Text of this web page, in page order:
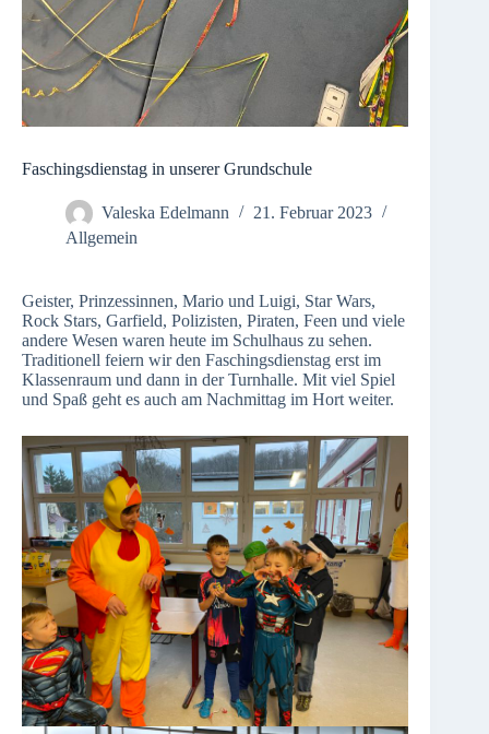
Faschingsdienstag in unserer Grundschule
Valeska Edelmann
21. Februar 2023
Allgemein
Geister, Prinzessinnen, Mario und Luigi, Star Wars,
Rock Stars, Garfield, Polizisten, Piraten, Feen und viele
andere Wesen waren heute im Schulhaus zu sehen.
Traditionell feiern wir den Faschingsdienstag erst im
Klassenraum und dann in der Turnhalle. Mit viel Spiel
und Spaß geht es auch am Nachmittag im Hort weiter.